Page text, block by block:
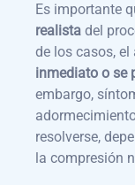
Es importante
realista del
de los casos,
inmediato o se
embargo,
resolverse,
la compresión